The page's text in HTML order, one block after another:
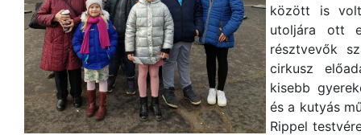
között is
utoljára ott
résztvevők
cirkusz
kisebb
és a kutyás
Rippel